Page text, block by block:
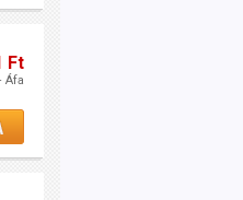
Ft
Áfa